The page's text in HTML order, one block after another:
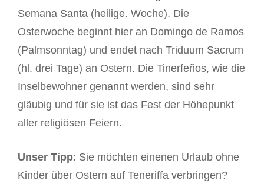
Semana Santa (heilige. Woche). Die
Osterwoche beginnt hier an Domingo de Ramos
(Palmsonntag) und endet nach Triduum Sacrum
(hl. drei Tage) an Ostern. Die Tinerfeños, wie die
Inselbewohner genannt werden, sind sehr
gläubig und für sie ist das Fest der Höhepunkt
aller religiösen Feiern.
Unser Tipp: Sie möchten einenen Urlaub ohne
Kinder über Ostern auf Teneriffa verbringen?